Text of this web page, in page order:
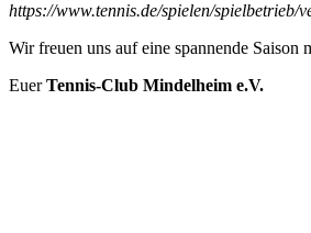
https://www.tennis.de/spielen/spielbetrieb/
Wir freuen uns auf eine spannende
EuerTennis-Club Mindelheim e.V.